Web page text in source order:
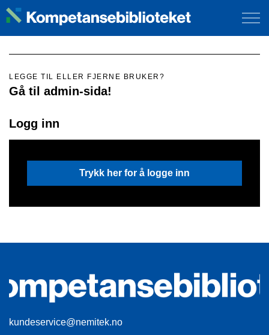
Logg inn
Trykk her for å logge inn
LEGGE TIL ELLER FJERNE BRUKER?
Gå til admin-sida!
kundeservice@nemitek.no